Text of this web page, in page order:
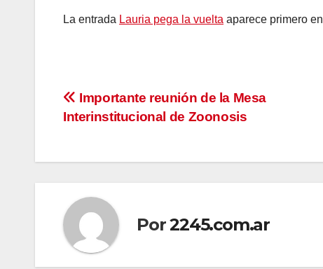
La entrada Lauria pega la vuelta aparece primero en
Navegación
entradas
Importante reunión de la Mesa
Interinstitucional de Zoonosis
Por2245.com.ar